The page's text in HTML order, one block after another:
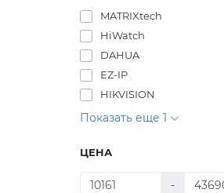
MATRIXtech
HiWatch
DAHUA
EZ-IP
HIKVISION
Показать еще 1
ЦЕНА
-